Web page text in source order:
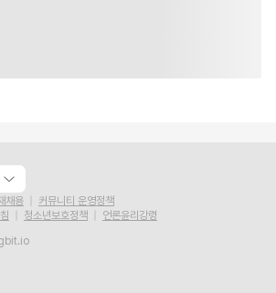
채용
커뮤니티 운영정책
청소년보호정책
언론윤리강령